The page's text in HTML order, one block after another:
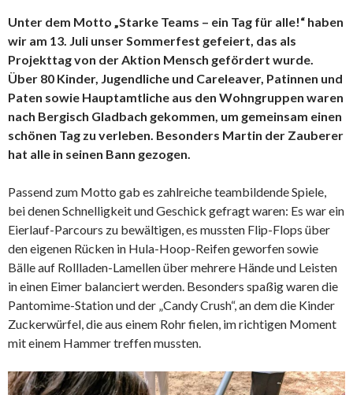
Unter dem Motto „Starke Teams – ein Tag für alle!“ haben
wir am 13. Juli unser Sommerfest gefeiert, das als
Projekttag von der Aktion Mensch gefördert wurde.
Über 80 Kinder, Jugendliche und Careleaver, Patinnen und
Paten sowie Hauptamtliche aus den Wohngruppen waren
nach Bergisch Gladbach gekommen, um gemeinsam einen
schönen Tag zu verleben. Besonders Martin der Zauberer
hat alle in seinen Bann gezogen.
Passend zum Motto gab es zahlreiche teambildende Spiele,
bei denen Schnelligkeit und Geschick gefragt waren: Es war ein
Eierlauf-Parcours zu bewältigen, es mussten Flip-Flops über
den eigenen Rücken in Hula-Hoop-Reifen geworfen sowie
Bälle auf Rollladen-Lamellen über mehrere Hände und Leisten
in einen Eimer balanciert werden. Besonders spaßig waren die
Pantomime-Station und der „Candy Crush“, an dem die Kinder
Zuckerwürfel, die aus einem Rohr fielen, im richtigen Moment
mit einem Hammer treffen mussten.